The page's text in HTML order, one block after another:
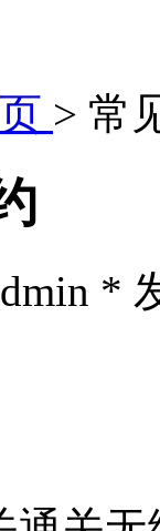
> 常
*